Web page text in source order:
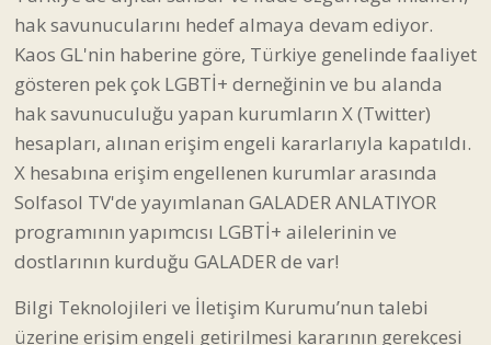
hak savunucularını hedef almaya devam ediyor.
Kaos GL'nin haberine göre, Türkiye genelinde faaliyet
gösteren pek çok LGBTİ+ derneğinin ve bu alanda
hak savunuculuğu yapan kurumların X (Twitter)
hesapları, alınan erişim engeli kararlarıyla kapatıldı.
X hesabına erişim engellenen kurumlar arasında
Solfasol TV'de yayımlanan GALADER ANLATIYOR
programının yapımcısı LGBTİ+ ailelerinin ve
dostlarının kurduğu GALADER de var!
Bilgi Teknolojileri ve İletişim Kurumu’nun talebi
üzerine erişim engeli getirilmesi kararının gerekçesi